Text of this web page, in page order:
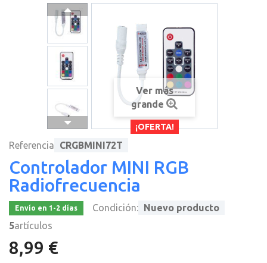
¡OFERTA!
Ver más
grande
Referencia CRGBMINI72T
Controlador MINI RGB
Radiofrecuencia
Envío en 1-2 días Condición: Nuevo producto
5artículos
8,99 €